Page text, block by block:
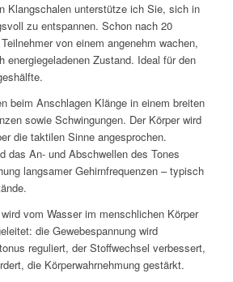
Klangschalen unterstütze ich Sie, sich in
zu entspannen. Schon nach 20
von einem angenehm wachen,
energiegeladenen Zustand. Ideal für den
beim Anschlagen Klänge in einem breiten
sowie Schwingungen. Der Körper wird
die taktilen Sinne angesprochen.
das An- und Abschwellen des Tones
langsamer Gehirnfrequenzen – typisch
vom Wasser im menschlichen Körper
die Gewebespannung wird
reguliert, der Stoffwechsel verbessert,
die Körperwahrnehmung gestärkt.